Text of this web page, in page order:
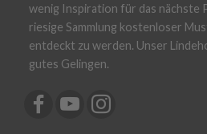
wenig Inspiration für das nächste
riesige Sammlung kostenloser
entdeckt zu werden. Unser
gutes Gelingen.